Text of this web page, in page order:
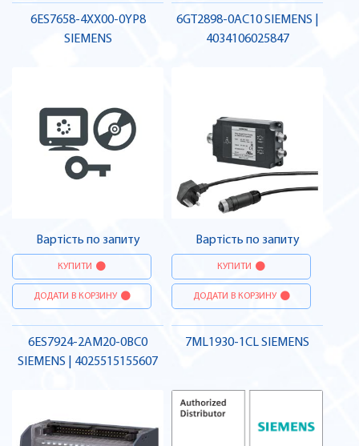
6ES7658-4XX00-0YP8
SIEMENS
Вартість по запиту
КУПИТИ
ДОДАТИ В КОРЗИНУ
6GT2898-0AC10 SIEMENS |
4034106025847
Вартість по запиту
КУПИТИ
ДОДАТИ В КОРЗИНУ
6ES7924-2AM20-0BC0
SIEMENS | 4025515155607
7ML1930-1CL SIEMENS